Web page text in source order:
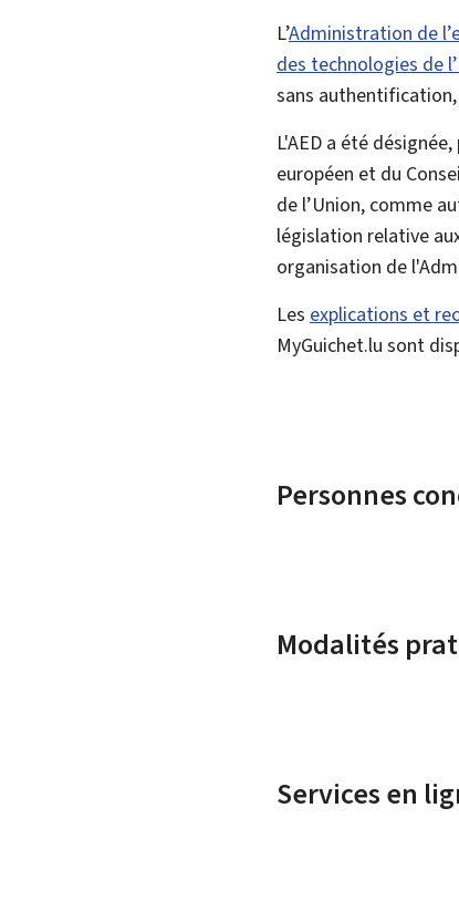
L’Administration de
des technologies de
sans authentification,
L'AED a été désignée,
européen et du
de l’Union, comme
législation relative
organisation de
Les explications et
MyGuichet.lu sont
Personnes
Modalités
Services en